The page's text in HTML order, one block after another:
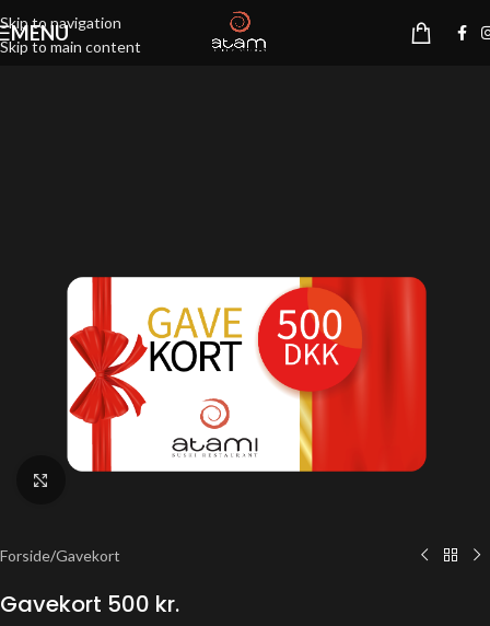
Skip to navigation
Skip to main content
MENU
Forside/Gavekort
Gavekort 500 kr.